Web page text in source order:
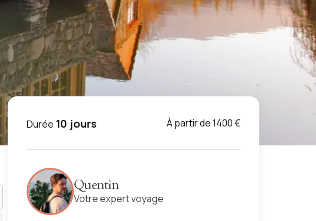
Durée 10 jours À partir de 1400 €
Quentin
Votre expert voyage